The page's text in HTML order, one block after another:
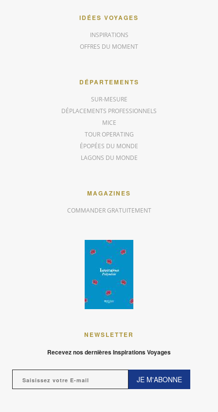
IDÉES VOYAGES
INSPIRATIONS
OFFRES DU MOMENT
DÉPARTEMENTS
SUR-MESURE
DÉPLACEMENTS PROFESSIONNELS
MICE
TOUR OPERATING
ÉPOPÉES DU MONDE
LAGONS DU MONDE
MAGAZINES
COMMANDER GRATUITEMENT
NEWSLETTER
Recevez nos dernières Inspirations Voyages
JE M'ABONNE